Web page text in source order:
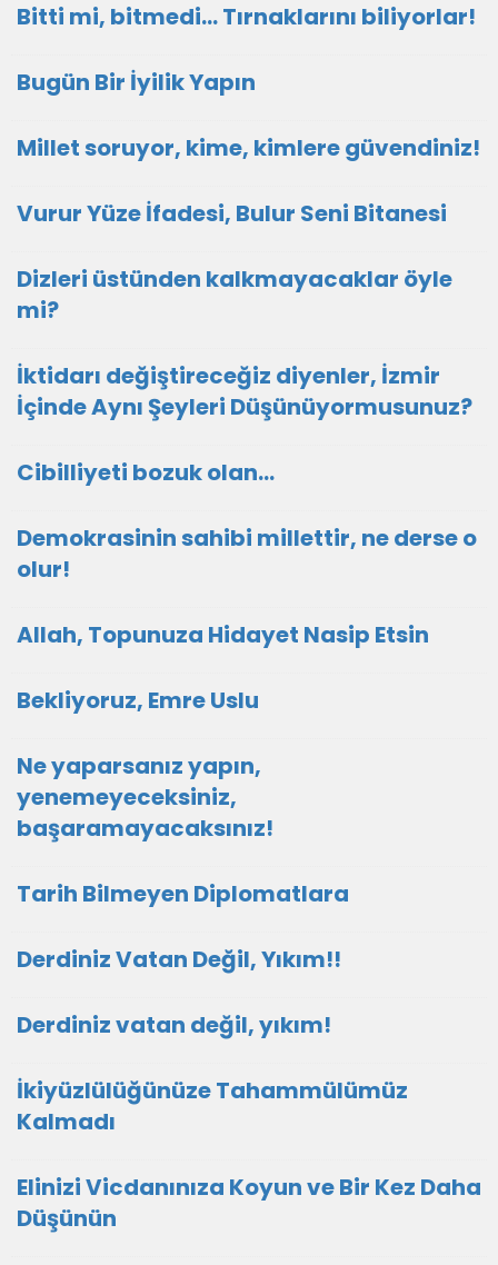
Bitti mi, bitmedi... Tırnaklarını biliyorlar!
Bugün Bir İyilik Yapın
Millet soruyor, kime, kimlere güvendiniz!
Vurur Yüze İfadesi, Bulur Seni Bitanesi
Dizleri üstünden kalkmayacaklar öyle
mi?
İktidarı değiştireceğiz diyenler, İzmir
İçinde Aynı Şeyleri Düşünüyormusunuz?
Cibilliyeti bozuk olan...
Demokrasinin sahibi millettir, ne derse o
olur!
Allah, Topunuza Hidayet Nasip Etsin
Bekliyoruz, Emre Uslu
Ne yaparsanız yapın,
yenemeyeceksiniz,
başaramayacaksınız!
Tarih Bilmeyen Diplomatlara
Derdiniz Vatan Değil, Yıkım!!
Derdiniz vatan değil, yıkım!
İkiyüzlülüğünüze Tahammülümüz
Kalmadı
Elinizi Vicdanınıza Koyun ve Bir Kez Daha
Düşünün